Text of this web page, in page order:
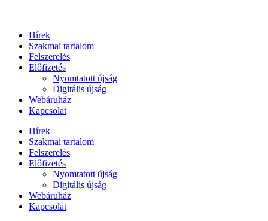
Hírek
Szakmai tartalom
Felszerelés
Előfizetés
Nyomtatott újság
Digitális újság
Webáruház
Kapcsolat
Hírek
Szakmai tartalom
Felszerelés
Előfizetés
Nyomtatott újság
Digitális újság
Webáruház
Kapcsolat